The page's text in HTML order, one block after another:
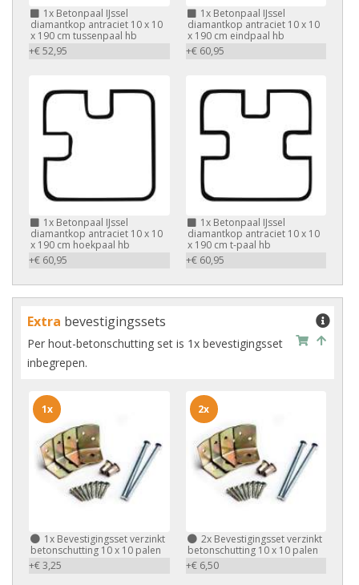
1x Betonpaal IJssel
diamantkop antraciet 10 x 10
x 190 cm tussenpaal hb
+€ 52,95
1xBetonpaal IJssel
diamantkop antraciet 10 x 10
x 190 cm eindpaal hb
+€ 60,95
1x Betonpaal IJssel
diamantkop antraciet 10 x 10
x 190 cm hoekpaal hb
+€ 60,95
1xBetonpaal IJssel
diamantkop antraciet 10 x 10
x 190 cm t-paal hb
+€ 60,95
Extra bevestigingssets
Per hout-betonschutting set is 1x bevestigingsset
inbegrepen.
1x Bevestigingsset verzinkt
betonschutting 10 x 10 palen
+€ 3,25
1x
2xBevestigingsset verzinkt
betonschutting 10 x 10 palen
+€ 6,50
2x